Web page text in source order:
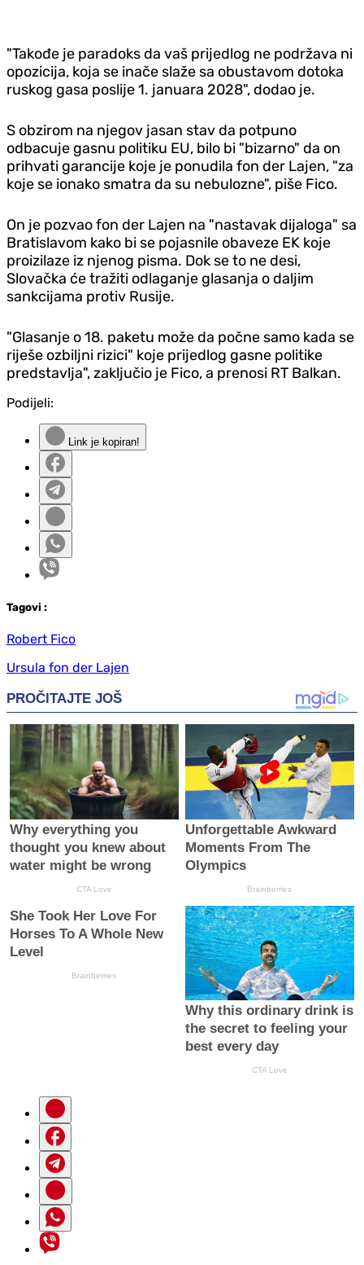
"Takođe je paradoks da vaš prijedlog ne podržava ni
opozicija, koja se inače slaže sa obustavom dotoka
ruskog gasa poslije 1. januara 2028", dodao je.
S obzirom na njegov jasan stav da potpuno
odbacuje gasnu politiku EU, bilo bi "bizarno" da on
prihvati garancije koje je ponudila fon der Lajen, "za
koje se ionako smatra da su nebulozne", piše Fico.
On je pozvao fon der Lajen na "nastavak dijaloga" sa
Bratislavom kako bi se pojasnile obaveze EK koje
proizilaze iz njenog pisma. Dok se to ne desi,
Slovačka će tražiti odlaganje glasanja o daljim
sankcijama protiv Rusije.
"Glasanje o 18. paketu može da počne samo kada se
riješe ozbiljni rizici" koje prijedlog gasne politike
predstavlja", zaključio je Fico, a prenosi RT Balkan.
Podijeli:
Link je kopiran!
Tagovi :
Robert Fico
Ursula fon der Lajen